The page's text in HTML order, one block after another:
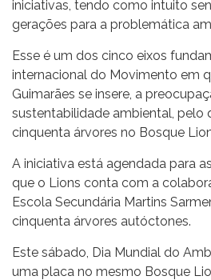
iniciativas, tendo como intuito
gerações para a problemática
Esse é um dos cinco eixos
internacional do Movimento em
Guimarães se insere, a
sustentabilidade ambiental, pelo
cinquenta árvores no Bosque
A iniciativa está agendada para
que o Lions conta com a
Escola Secundária Martins
cinquenta árvores autóctones.
Este sábado, Dia Mundial do
uma placa no mesmo Bosque